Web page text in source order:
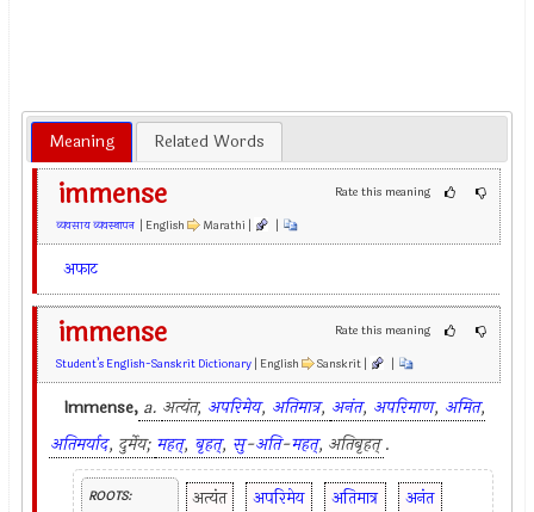
Meaning Related Words
Rate this meaning
immense
व्यवसाय व्यवस्थापन | English Marathi | |
अफाट
Rate this meaning
immense
Student’s English-Sanskrit Dictionary | English Sanskrit | |
Immense, a. अत्यंत, अपरिमेय, अतिमात्र, अनंत, अपरिमाण, अमित,
अतिमर्याद, दुर्मेय; महत्, बृहत्, सु-अति-महत्, अतिबृहत् .
ROOTS: अत्यंत अपरिमेय अतिमात्र
अनंत